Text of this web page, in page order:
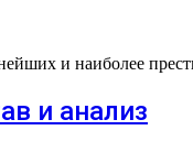
и наиболее
и анализ